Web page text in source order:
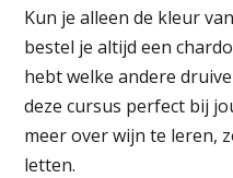
Kun je alleen de kleur
bestel je altijd een
hebt welke andere
deze cursus perfect bij
meer over wijn te leren,
letten.